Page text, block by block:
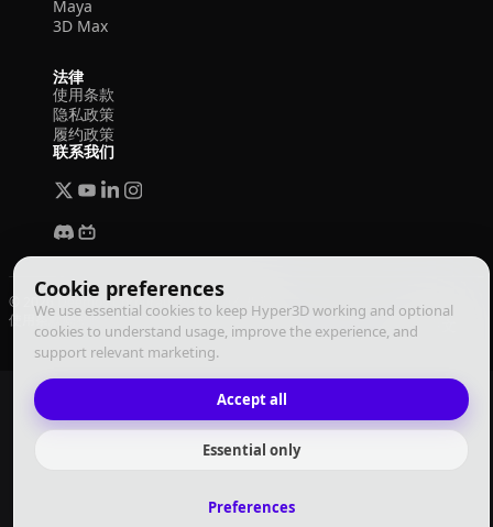
Cookie preferences
We use essential cookies to keep Hyper3D working and optional
cookies to understand usage, improve the experience, and
support relevant marketing.
Accept all
Essential only
Preferences
Maya
3D Max
法律
使用条款
隐私政策
履约政策
联系我们
© 2026 Deemos Corporation. 保留所有权利
使用条款隐私政策 履约政策